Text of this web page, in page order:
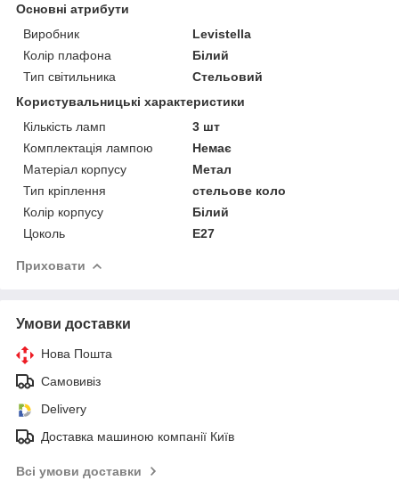
Основні атрибути
Виробник
Levistella
Колір плафона
Білий
Тип світильника
Стельовий
Користувальницькі характеристики
Кількість ламп
3 шт
Комплектація лампою
Немає
Матеріал корпусу
Метал
Тип кріплення
стельове коло
Колір корпусу
Білий
Цоколь
E27
Приховати
Умови доставки
Нова Пошта
Самовивіз
Delivery
Доставка машиною компанії Київ
Всі умови доставки